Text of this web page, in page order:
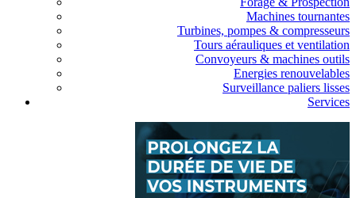
Machines tournantes
Turbines, pompes & compresseurs
Tours aérauliques et ventilation
Convoyeurs & machines outils
Energies renouvelables
Surveillance paliers lisses
Services